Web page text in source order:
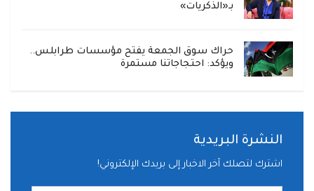
بـ«الذكريات»
حراك سوق الجمعة يفتح مؤسسات طرابلس..
ويؤكد: احتجاجاتنا مستمرة
النشرة البريدية
اشترك لتصلك آخر الاخبار إلى بريدك الإلكتروني!